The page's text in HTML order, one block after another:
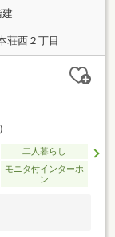
荘西２丁目
二人暮らし
モニタ付インターホ
ン